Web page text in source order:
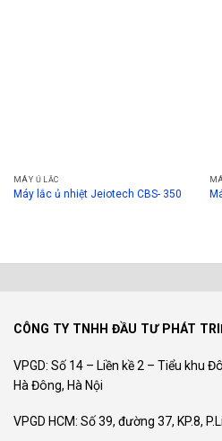
MÁY Ủ LẮC
Máy lắc ủ nhiệt Jeiotech CBS- 350
CÔNG TY TNHH ĐẦU TƯ PHÁT
VPGD: Số 14 – Liền kề 2 – Tiểu khu
Hà Đông, Hà Nội
VPGD HCM: Số 39, đường 37, KP.8,